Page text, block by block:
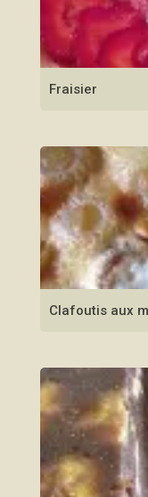
Fraisier
Clafoutis aux